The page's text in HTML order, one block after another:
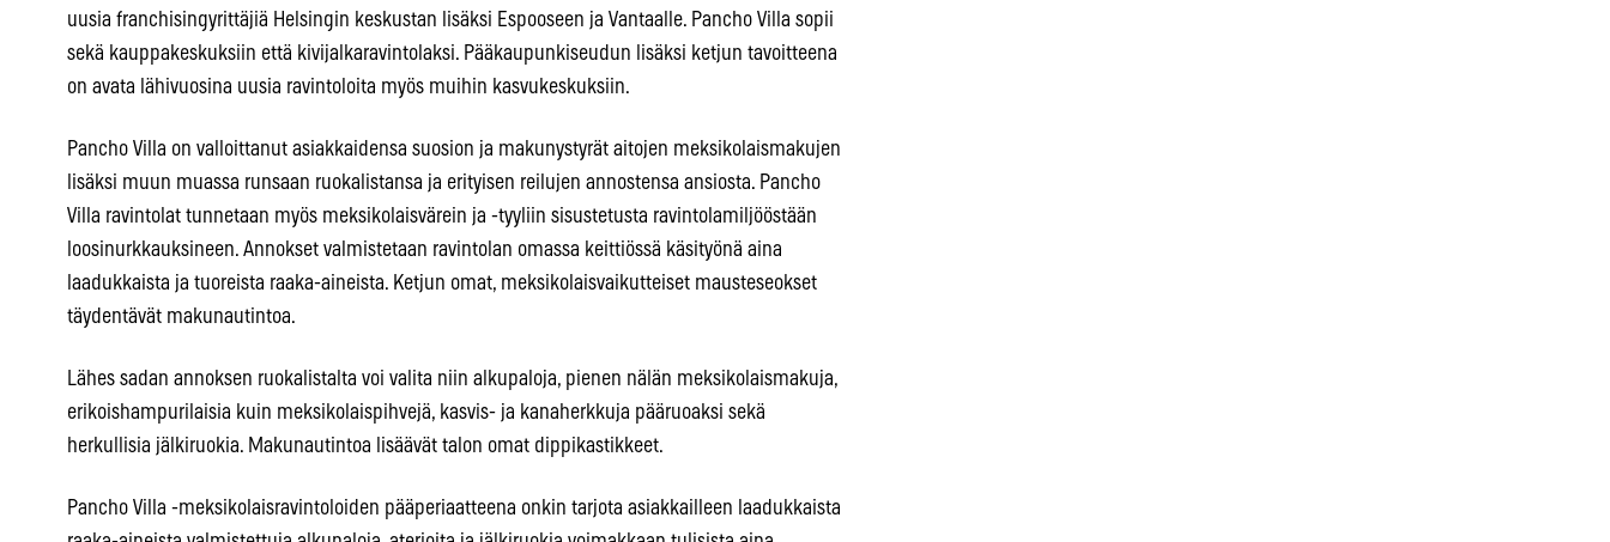
uusia franchisingyrittäjiä Helsingin keskustan lisäksi Espooseen ja Vantaalle. Pancho Villa sopii
sekä kauppakeskuksiin että kivijalkaravintolaksi. Pääkaupunkiseudun lisäksi ketjun tavoitteena
on avata lähivuosina uusia ravintoloita myös muihin kasvukeskuksiin.
Pancho Villa on valloittanut asiakkaidensa suosion ja makunystyrät aitojen meksikolaismakujen
lisäksi muun muassa runsaan ruokalistansa ja erityisen reilujen annostensa ansiosta. Pancho
Villa ravintolat tunnetaan myös meksikolaisvärein ja -tyyliin sisustetusta ravintolamiljööstään
loosinurkkauksineen. Annokset valmistetaan ravintolan omassa keittiössä käsityönä aina
laadukkaista ja tuoreista raaka-aineista. Ketjun omat, meksikolaisvaikutteiset mausteseokset
täydentävät makunautintoa.
Lähes sadan annoksen ruokalistalta voi valita niin alkupaloja, pienen nälän meksikolaismakuja,
erikoishampurilaisia kuin meksikolaispihvejä, kasvis- ja kanaherkkuja pääruoaksi sekä
herkullisia jälkiruokia. Makunautintoa lisäävät talon omat dippikastikkeet.
Pancho Villa -meksikolaisravintoloiden pääperiaatteena onkin tarjota asiakkailleen laadukkaista